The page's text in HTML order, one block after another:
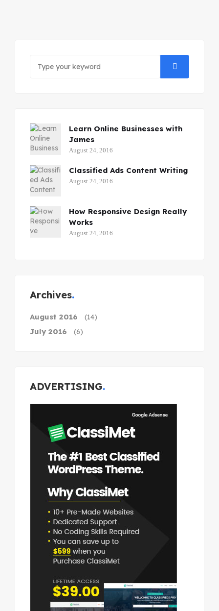
Learn Online Businesses with
James
August 24, 2016
Classified Ads Content Writing
August 24, 2016
How Responsive Design Really
Works
August 24, 2016
Archives
August 2016 (14)
July 2016 (6)
ADVERTISING